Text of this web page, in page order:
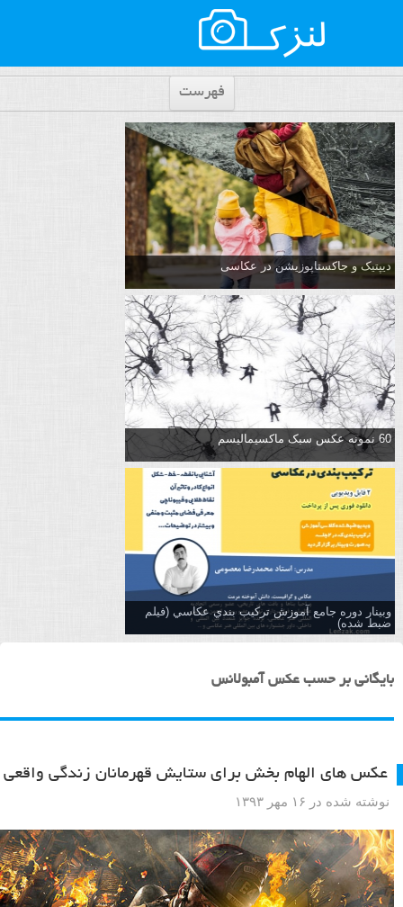
فهرست
دیپتیک و جاکستا‌پوزیشن در عکاسی
60 نمونه عکس سبک ماکسیمالیسم
وبینار دوره جامع آموزش تركيب بندي عكاسي (فیلم
ضبط شده)
بایگانی بر حسب عکس آمبولانس
عکس های الهام بخش برای ستایش قهرمانان زندگی واقعی
نوشته شده در ۱۶ مهر ۱۳۹۳